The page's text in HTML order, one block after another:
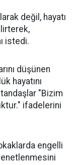
değil, hayatı
istedi.
düşünen
hayatını
"Bizim
ifadelerini
engelli